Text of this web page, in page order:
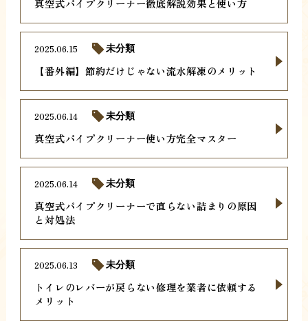
真空式パイプクリーナー徹底解説効果と使い方
【番外編】節約だけじゃない流水解凍のメリット
2025.06.15 未分類
真空式パイプクリーナー使い方完全マスター
2025.06.14 未分類
真空式パイプクリーナーで直らない詰まりの原因
と対処法
2025.06.14 未分類
トイレのレバーが戻らない修理を業者に依頼する
メリット
2025.06.13 未分類